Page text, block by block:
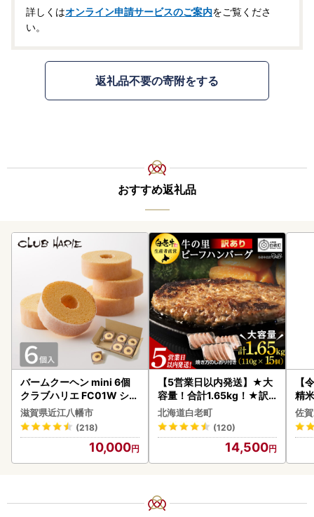
詳しくはオンライン申請サービスのご案内をご覧くださ
い。
返礼品不要の寄附をする
おすすめ返礼品
バームクーヘン mini 6個
クラブハリエ FC01W シェ
アボックス バウムクーヘ
ン
滋賀県近江八幡市
(218)
10,000
【5営業日以内発送】★大
容量！合計1.65kg！★訳
あり・牛の里ビーフハンバ
ーグ(110ｇ5枚入）×3 AG
058
北海道白老町
(120)
14,500
【
精
佐